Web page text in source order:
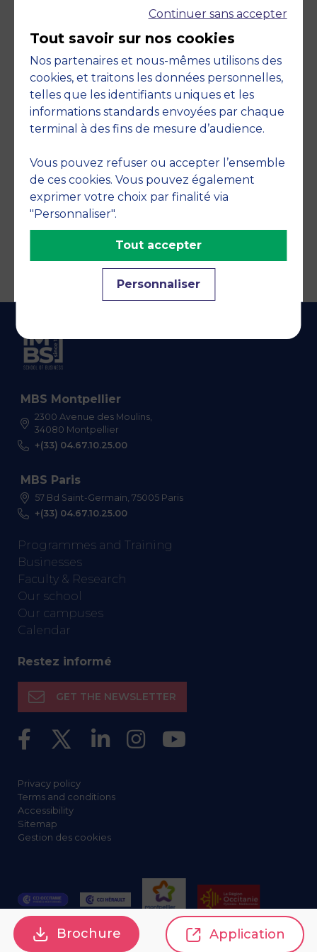
Engagements
MBS Montpellier
2300 Avenue des Moulins,
34080 Montpellier
+(33) 04.67.10.25.00
MBS Paris
57 Bd Saint-Germain, 75005 Paris
+(33) 04.67.10.25.00
Programmes and Training
Businesses
Faculty & Research
Our school
Our campuses
Calendar
Restez informé
GET THE NEWSLETTER
Privacy policy
Terms and conditions
Accessibility
Sitemap
Gestion des cookies
Continuer sans accepter
Tout savoir sur nos cookies
Nos partenaires et nous-mêmes utilisons des
cookies, et traitons les données personnelles,
telles que les identifiants uniques et les
informations standards envoyées par chaque
terminal à des fins de mesure d’audience.
Vous pouvez refuser ou accepter l’ensemble
de ces cookies. Vous pouvez également
exprimer votre choix par finalité via
"Personnaliser".
Personnaliser
Tout accepter
Brochure Application